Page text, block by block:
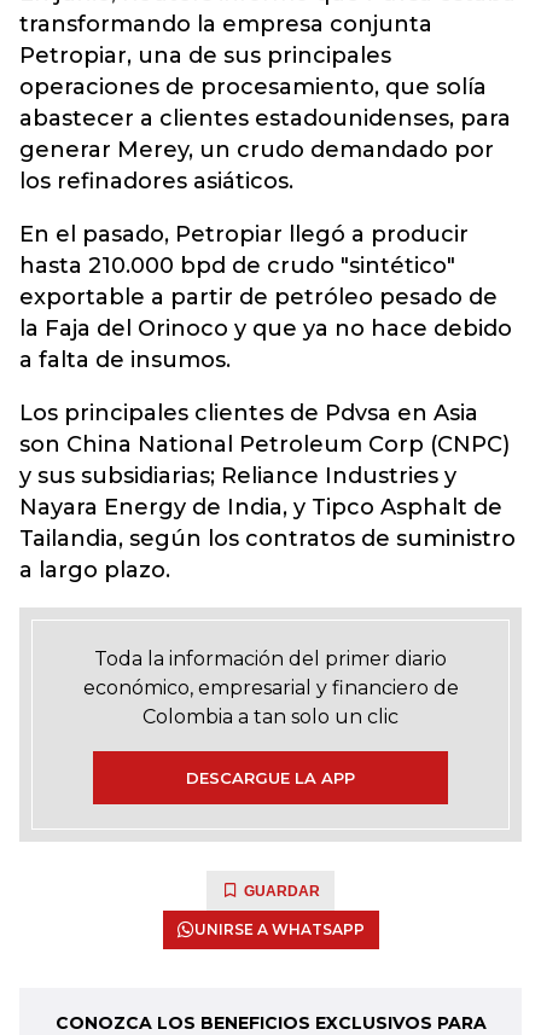
transformando la empresa conjunta
Petropiar, una de sus principales
operaciones de procesamiento, que solía
abastecer a clientes estadounidenses, para
generar Merey, un crudo demandado por
los refinadores asiáticos.
En el pasado, Petropiar llegó a producir
hasta 210.000 bpd de crudo "sintético"
exportable a partir de petróleo pesado de
la Faja del Orinoco y que ya no hace debido
a falta de insumos.
Los principales clientes de Pdvsa en Asia
son China National Petroleum Corp (CNPC)
y sus subsidiarias; Reliance Industries y
Nayara Energy de India, y Tipco Asphalt de
Tailandia, según los contratos de suministro
a largo plazo.
Toda la información del primer diario
económico, empresarial y financiero de
Colombia a tan solo un clic
DESCARGUE LA APP
GUARDAR
UNIRSE A WHATSAPP
CONOZCA LOS BENEFICIOS EXCLUSIVOS PARA